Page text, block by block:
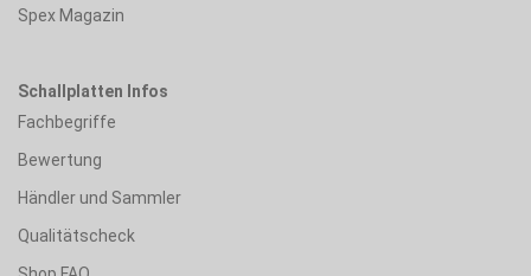
Spex Magazin
Schallplatten Infos
Fachbegriffe
Bewertung
Händler und Sammler
Qualitätscheck